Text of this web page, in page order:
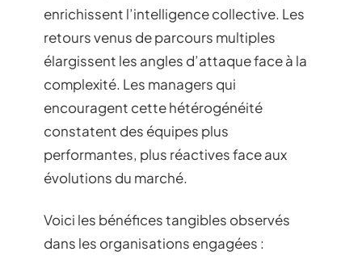
enrichissent l’intelligence collective. Les
retours venus de parcours multiples
élargissent les angles d’attaque face à la
complexité. Les managers qui
encouragent cette hétérogénéité
constatent des équipes plus
performantes, plus réactives face aux
évolutions du marché.
Voici les bénéfices tangibles observés
dans les organisations engagées :